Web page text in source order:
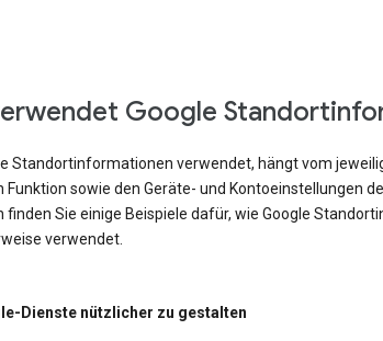
Google
Standortinformationen verwendet, hängt vom
sowie den Geräte- und Kontoeinstellungen
finden Sie einige Beispiele dafür, wie Google
verwendet.
Dienste nützlicher zu gestalten